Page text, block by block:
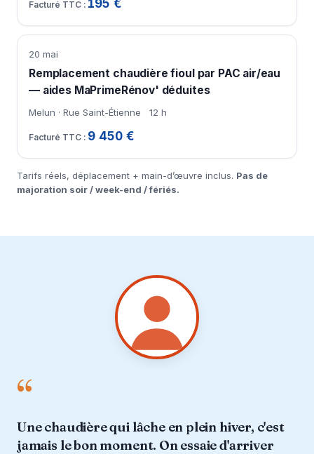
195 €
20 mai
Remplacement chaudière fioul par PAC air/eau
— aides MaPrimeRénov' déduites
Melun · Rue Saint-Étienne 12 h
9 450 €
Tarifs réels, déplacement + main-d’œuvre inclus. Pas de
majoration soir / week-end / fériés.
“
Une chaudière qui lâche en plein hiver, c'est
jamais le bon moment. On essaie d'arriver